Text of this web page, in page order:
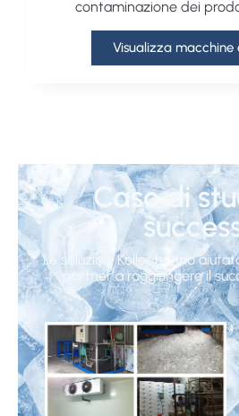
contaminazione dei
Visualizza macchine
Caso di
Le soluzioni Koller hanno
partner a raggiungere il